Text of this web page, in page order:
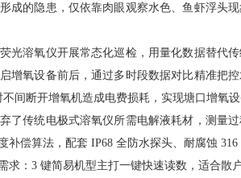
成的隐患，仅依靠肉眼观察水色、鱼虾浮头
光溶氧仪开展常态化巡检，用量化数据替代
增氧设备前后，通过多时段数据对比精准把
间断开增氧机造成电费损耗，实现塘口增氧设
了传统电极式溶氧仪所需电解液耗材，测量
偿算法，配套 IP68 全防水探头、耐腐蚀
：3 键简易机型主打一键快速读数，适合散